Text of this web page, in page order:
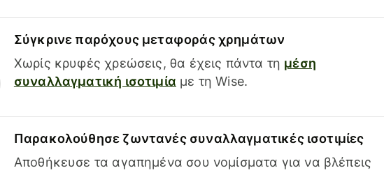
Σύγκρινε παρόχους μεταφοράς χρημάτων
Χωρίς κρυφές χρεώσεις, θα έχεις πάντα τη μέση
συναλλαγματική ισοτιμία με τη Wise.
Παρακολούθησε ζωντανές συναλλαγματικές ισοτιμίες
Αποθήκευσε τα αγαπημένα σου νομίσματα για να βλέπεις